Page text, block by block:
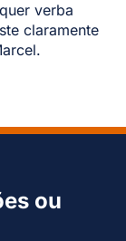
verba
claramente
ou